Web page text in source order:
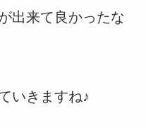
出来て良かったな
いきますね♪